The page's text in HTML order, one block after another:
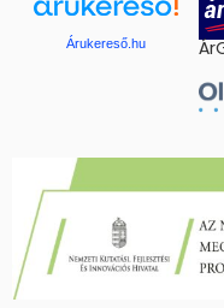
Árukereső.hu